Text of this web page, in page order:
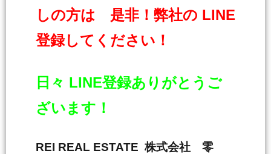
しの方は 是非！弊社の LINE
登録してください！
日々 LINE登録ありがとうご
ざいます！
REI REAL ESTATE 株式会社 零